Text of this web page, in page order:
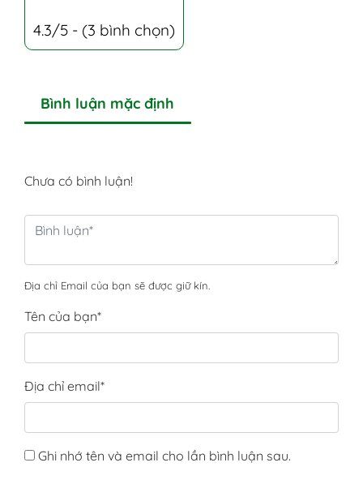
4.3/5 - (3 bình chọn)
Bình luận mặc định
Chưa có bình luận!
Địa chỉ Email của bạn sẽ được giữ kín.
Tên của bạn*
Địa chỉ email*
Ghi nhớ tên và email cho lần bình luận sau.